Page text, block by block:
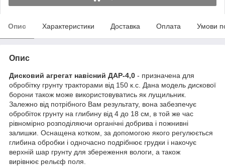
Опис Характеристики Доставка Оплата Умови
Опис
Дисковий агрегат навісний ДАР-4,0 - призначена для
обробітку грунту тракторами від 150 к.с. Дана модель дискової
борони також може використовуватись як лущильник.
Залежно від потрібного Вам результату, вона забезпечує
обробіток грунту на глибину від 4 до 18 см, в той же час
рівномірно розподіляючи органічні добрива і пожнивні
залишки. Оснащена котком, за допомогою якого регулюється
глибина обробки і одночасно подрібнює грудки і накочує
верхній шар грунту для збереження вологи, а також
вирівнює рельєф поля.